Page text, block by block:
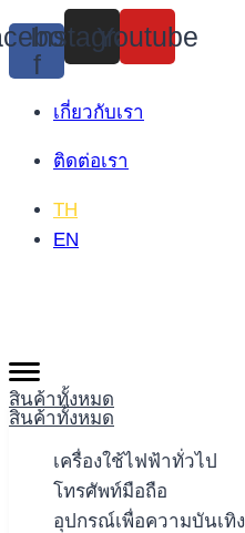
Skip
to
content
f
Instagram
Youtube
เกี่ยวกับเรา
ติดต่อเรา
TH
EN
สินค้าทั้งหมด
สินค้าทั้งหมด
เครื่องใช้ไฟฟ้าทั่วไป
โทรศัพท์มือถือ
อุปกรณ์เพื่อความบันเทิง